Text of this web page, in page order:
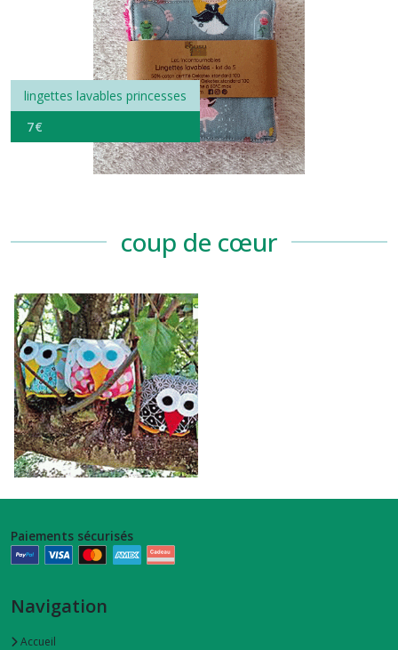
lingettes lavables princesses
7€
coup de cœur
Paiements sécurisés
Navigation
Accueil